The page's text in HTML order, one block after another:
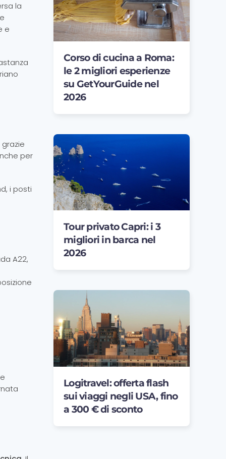
la
e
per
i posti
A22,
Corso di cucina a Roma:
le 2 migliori esperienze
su GetYourGuide nel
2026
Tour privato Capri: i 3
migliori in barca nel
2026
Logitravel: offerta flash
sui viaggi negli USA, fino
a 300 € di sconto